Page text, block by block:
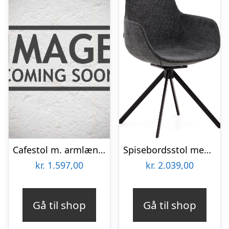
Cafestol m. armlæn-læder-Shiny polstret
kr. 1.597,00
Gå til shop
Spisebordsstol med armlæn Tissiana Kave Home grå twill stof drejefunktion stålben
kr. 2.039,00
Gå til shop